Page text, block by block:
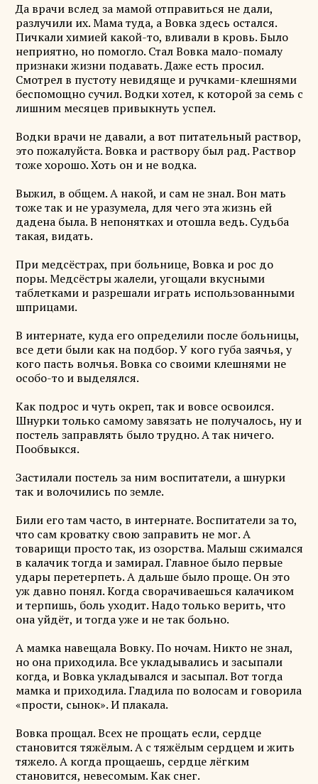
Да врачи вслед за мамой отправиться не дали,
разлучили их. Мама туда, а Вовка здесь остался.
Пичкали химией какой-то, вливали в кровь. Было
неприятно, но помогло. Стал Вовка мало-помалу
признаки жизни подавать. Даже есть просил.
Смотрел в пустоту невидяще и ручками-клешнями
беспомощно сучил. Водки хотел, к которой за семь с
лишним месяцев привыкнуть успел.
Водки врачи не давали, а вот питательный раствор,
это пожалуйста. Вовка и раствору был рад. Раствор
тоже хорошо. Хоть он и не водка.
Выжил, в общем. А накой, и сам не знал. Вон мать
тоже так и не уразумела, для чего эта жизнь ей
дадена была. В непонятках и отошла ведь. Судьба
такая, видать.
При медсёстрах, при больнице, Вовка и рос до
поры. Медсёстры жалели, угощали вкусными
таблетками и разрешали играть использованными
шприцами.
В интернате, куда его определили после больницы,
все дети были как на подбор. У кого губа заячья, у
кого пасть волчья. Вовка со своими клешнями не
особо-то и выделялся.
Как подрос и чуть окреп, так и вовсе освоился.
Шнурки только самому завязать не получалось, ну и
постель заправлять было трудно. А так ничего.
Пообвыкся.
Застилали постель за ним воспитатели, а шнурки
так и волочились по земле.
Били его там часто, в интернате. Воспитатели за то,
что сам кроватку свою заправить не мог. А
товарищи просто так, из озорства. Малыш сжимался
в калачик тогда и замирал. Главное было первые
удары перетерпеть. А дальше было проще. Он это
уж давно понял. Когда сворачиваешься калачиком
и терпишь, боль уходит. Надо только верить, что
она уйдёт, и тогда уже и не так больно.
А мамка навещала Вовку. По ночам. Никто не знал,
но она приходила. Все укладывались и засыпали
когда, и Вовка укладывался и засыпал. Вот тогда
мамка и приходила. Гладила по волосам и говорила
«прости, сынок». И плакала.
Вовка прощал. Всех не прощать если, сердце
становится тяжёлым. А с тяжёлым сердцем и жить
тяжело. А когда прощаешь, сердце лёгким
становится, невесомым. Как снег.